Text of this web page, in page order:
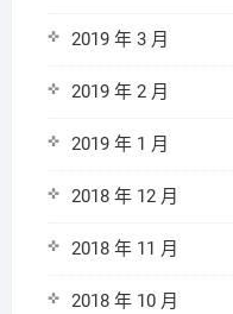
2019 年 3 月
2019 年 2 月
2019 年 1 月
2018 年 12 月
2018 年 11 月
2018 年 10 月